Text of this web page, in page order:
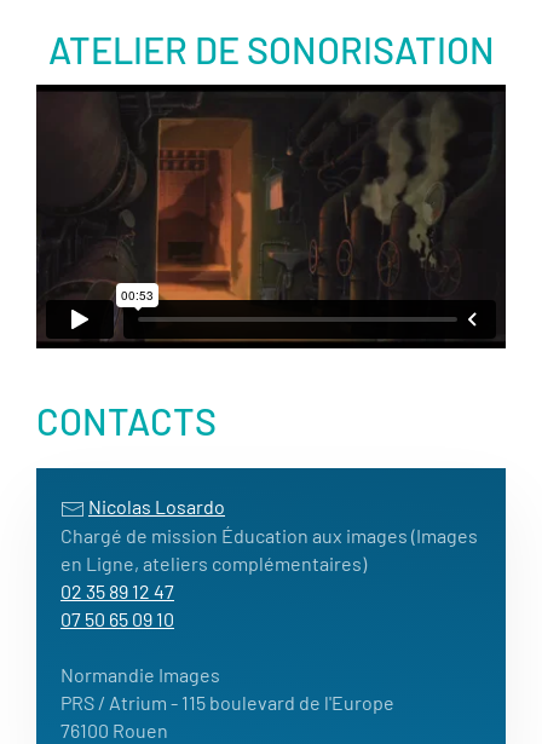
ATELIER DE SONORISATION
CONTACTS
Nicolas Losardo
Chargé de mission Éducation aux images (Images
en Ligne, ateliers complémentaires)
02 35 89 12 47
07 50 65 09 10
Normandie Images
PRS / Atrium - 115 boulevard de l'Europe
76100 Rouen